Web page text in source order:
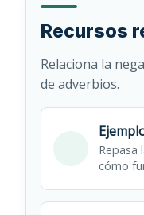
Recursos
Relaciona la
de adverbios.
Repasa
cómo